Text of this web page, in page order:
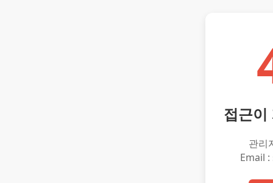
접근이
관리
Email